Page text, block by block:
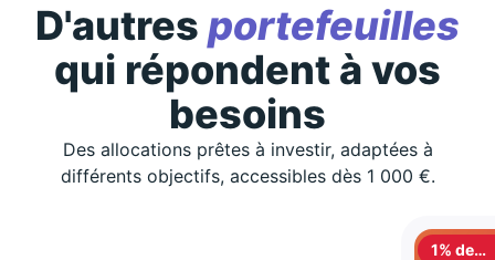
D'autres portefeuilles
qui répondent à vos
besoins
Des allocations prêtes à investir, adaptées à
différents objectifs, accessibles dès 1 000 €.
1% de